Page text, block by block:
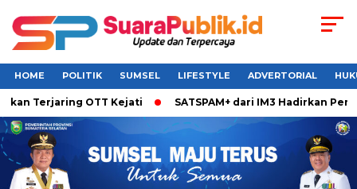
HOME POLITIK SUMSEL LIFESTYLE ADVERTORIAL
OTT Kejati SATSPAM+ dari IM3 Hadirkan